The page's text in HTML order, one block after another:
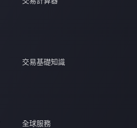
交易基礎知識
全球服務